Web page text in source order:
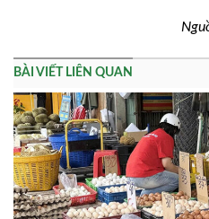
BÀI VIẾT LIÊN QUAN